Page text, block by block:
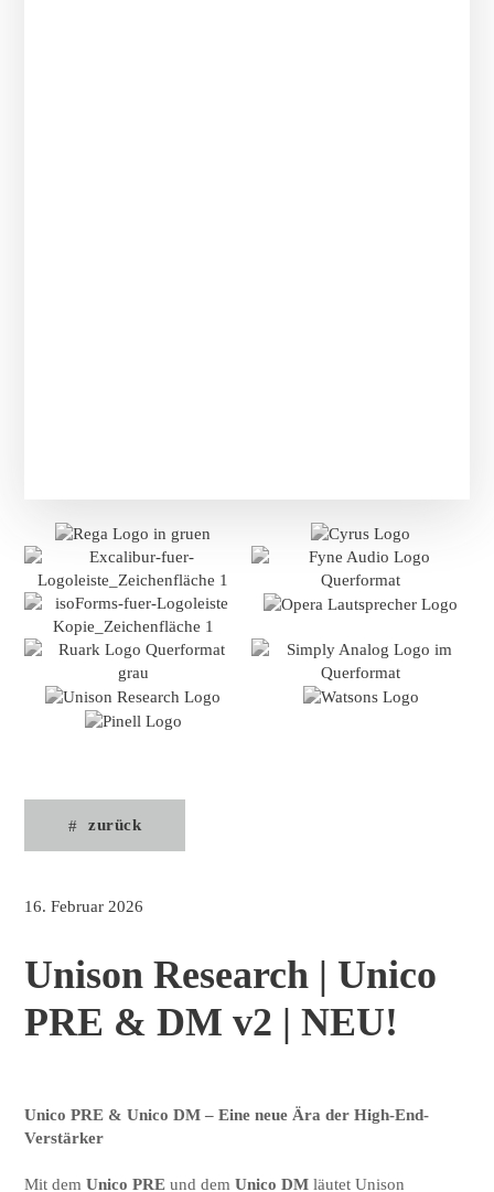
zurück
16. Februar 2026
Unison Research | Unico
PRE & DM v2 | NEU!
Unico PRE & Unico DM – Eine neue Ära der High-End-
Verstärker
Mit dem Unico PREund dem Unico DMläutet Unison